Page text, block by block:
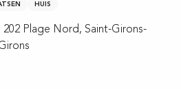
HUIS
Plage Nord, Saint-Girons-